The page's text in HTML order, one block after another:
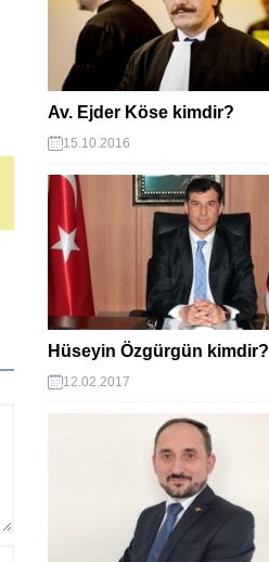
Av. Ejder Köse kimdir?
15.10.2016
Hüseyin Özgürgün kimdir?
12.02.2017